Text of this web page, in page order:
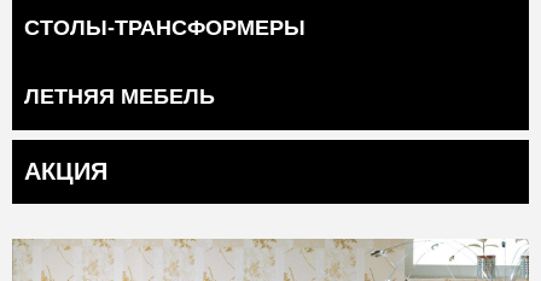
СТОЛЫ-ТРАНСФОРМЕРЫ
ЛЕТНЯЯ МЕБЕЛЬ
АКЦИЯ